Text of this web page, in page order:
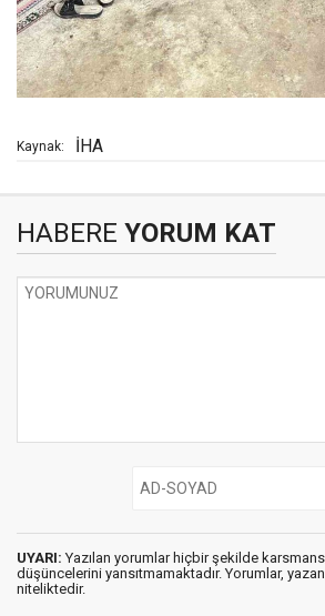
Kaynak: İHA
HABERE YORUM KAT
UYARI: Yazılan yorumlar hiçbir şekilde
düşüncelerini yansıtmamaktadır. Yorumlar,
niteliktedir.